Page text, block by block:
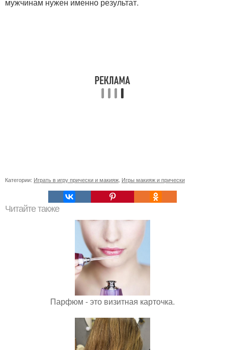
Категории: Играть в игру прически и макияж Игры макияж и прически
Читайте также
Парфюм - это визитная карточка.